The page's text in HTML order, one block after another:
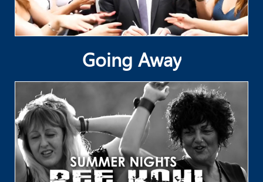
Going Away